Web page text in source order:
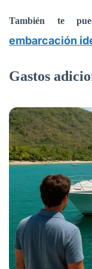
También te
embarcación
Gastos